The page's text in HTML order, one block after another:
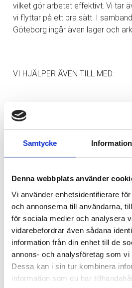
Samtycke Information
Denna webbplats använder
Vi använder enhetsidentifierare
och annonserna till användarna,
för sociala medier och analysera
vidarebefordrar även sådana
information från din enhet till de
annons- och analysföretag som vi
Dessa kan i sin tur kombinera
information som du har
vilket gör arbetet effektivt. Vi tar
vi flyttar på ett bra sätt. I
Göteborg ingår även lager och
VI HJÄLPER ÄVEN TILL MED:
att ge trygghet och en kostnads
flytten. Utöver det hjälper vi även
kontorsstädning, magasinering
Med denna helhetslösning ingår
FÖRSÄKRINGAR I SAMBAND
En annan sak du kan känna dig
oss är att vi erbjuder försäkringar.
dina möbler, inredning och annat
varsamt. Vi erbjuder flera typer av